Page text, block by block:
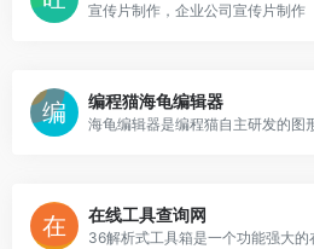
宣传片制作，企业公司宣传片制作
编程猫海龟编辑器
在线工具查询网